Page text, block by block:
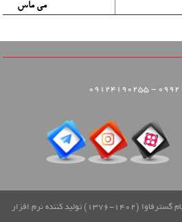
می ماس
کلیه حقوق سایت متعلق به شرکت پیام گسترفاوا (1402-1376) تولید کننده نرم افزار